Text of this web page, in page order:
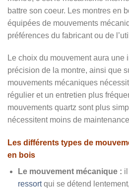
battre son coeur. Les montres en
équipées de mouvements
préférences du fabricant ou de
Le choix du mouvement aura une
précision de la montre, ainsi que
mouvements mécaniques
régulier et un entretien plus
mouvements quartz sont plus
nécessitent moins de
Les différents types de
en bois
Le mouvement mécanique : il
ressortqui se détend